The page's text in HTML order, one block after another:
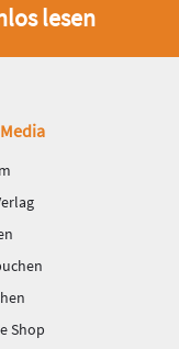
lesen
Shop